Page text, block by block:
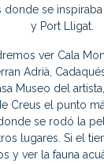
se inspiraba
y Port Lligat.
ver Cala
Adrià,
Museo del
Creus el punto
se rodó la
lugares. Si el
y ver la fauna